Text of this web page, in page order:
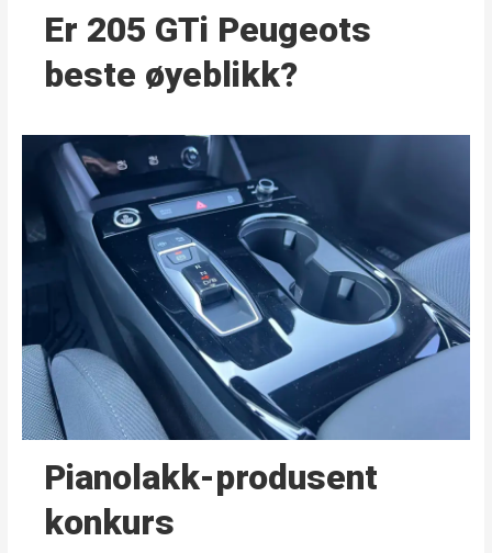
Er 205 GTi Peugeots
beste øyeblikk?
Pianolakk-produsent
konkurs